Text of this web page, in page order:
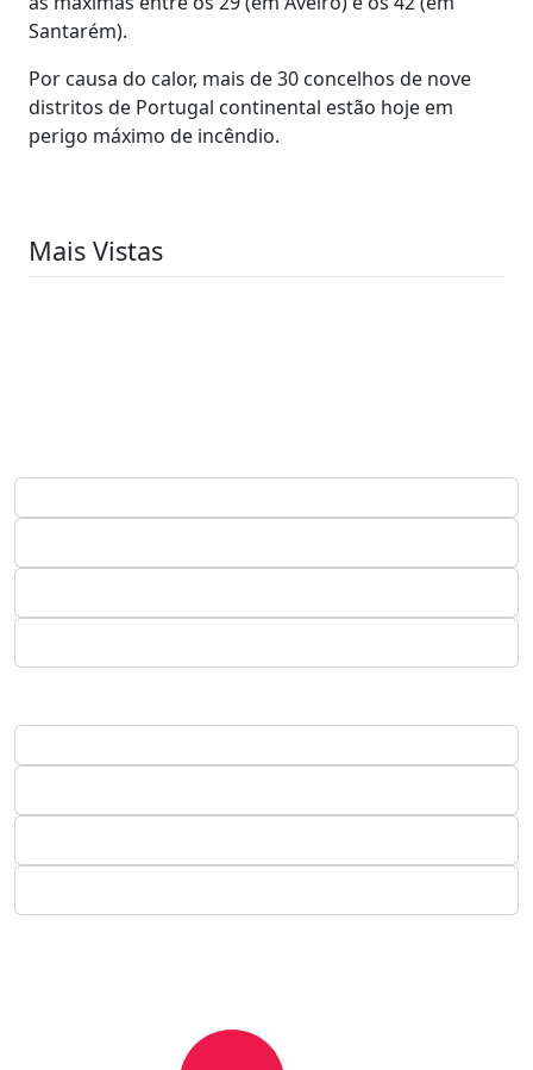
Santarém).
Por causa do calor, mais de 30 concelhos de nove
distritos de Portugal continental estão hoje em
perigo máximo de incêndio.
Mais Vistas